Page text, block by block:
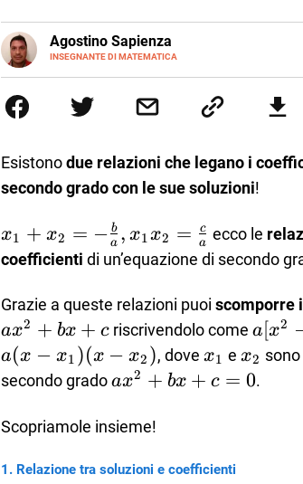
Agostino Sapienza
INSEGNANTE DI MATEMATICA
E-
MAIL
LINKEDIN
Internazionali a Messina e in Economia
studi commercialisti sono stato chiamato
di ruolo nel 2023
Esistonodue relazioni che legano i
secondo grado con le sue soluzioni!
x_1+x_2=-
\frac{b}{a},
{a}
x1 + x2 = − a
b , x1x2 = a
c ecco le
coefficienti di un’equazione di secondo
Grazie a queste relazioni puoi scomporre
ax2 + bx + c riscrivendolo comea[x2
a(x − x1 )(x − x2 ), dovex_1
x1 ex_2
x2
secondo gradoax^2+bx+c=0
ax2 + bx + c = 0.
Scopriamole insieme!
Relazione tra soluzioni e coefficienti